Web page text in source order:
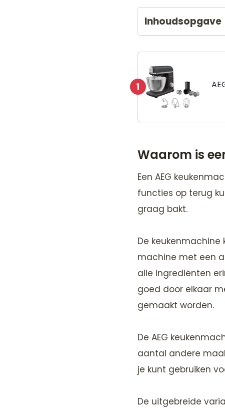
Inhoudsopgave
1
Waarom is
Een AEG
functies op terug
graag bakt.
De keukenmachine
machine met een
alle ingrediënten
goed door elkaar
gemaakt worden.
De AEG
aantal andere
je kunt gebruiken
De uitgebreide